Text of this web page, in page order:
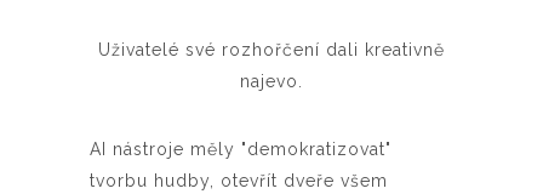
Uživatelé své rozhořčení dali kreativně
najevo.
AI nástroje měly "demokratizovat"
tvorbu hudby, otevřít dveře všem